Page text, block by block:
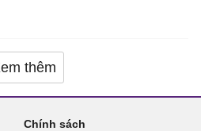
thêm
Chính sách